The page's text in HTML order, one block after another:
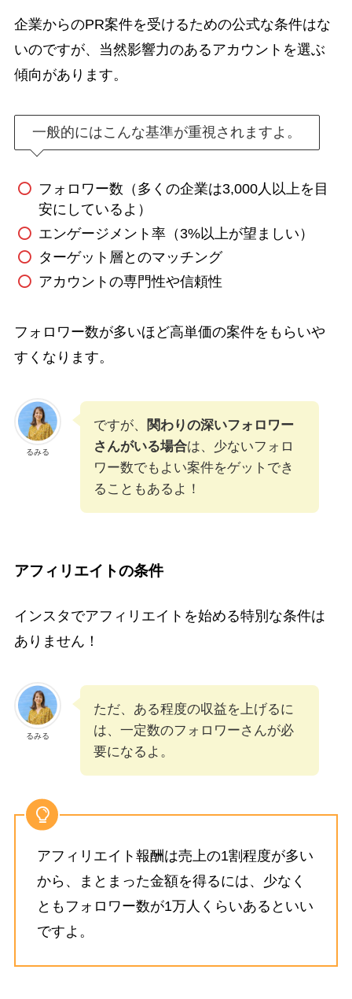
企業からのPR案件を受けるための公式な条件はな
いのですが、当然影響力のあるアカウントを選ぶ
傾向があります。
一般的にはこんな基準が重視されますよ。
フォロワー数（多くの企業は3,000人以上を目
安にしているよ）
エンゲージメント率（3%以上が望ましい）
ターゲット層とのマッチング
アカウントの専門性や信頼性
フォロワー数が多いほど高単価の案件をもらいや
すくなります。
るみる
ですが、
関わりの深いフォロワー
さんがいる場合は、少ないフォロ
ワー数でもよい案件をゲットでき
ることもあるよ！
アフィリエイトの条件
インスタでアフィリエイトを始める特別な条件は
ありません！
るみる
ただ、ある程度の収益を上げるに
は、一定数のフォロワーさんが必
要になるよ。
アフィリエイト報酬は売上の1割程度が多い
から、まとまった金額を得るには、少なく
ともフォロワー数が1万人くらいあるといい
ですよ。